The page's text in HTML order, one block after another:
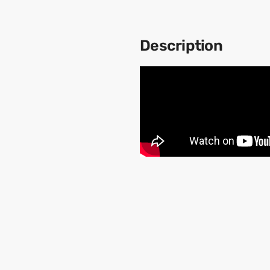
Description